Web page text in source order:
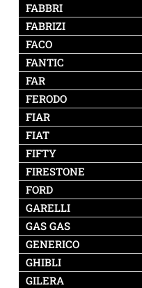
FABBRI
FABRIZI
FACO
FANTIC
FAR
FERODO
FIAR
FIAT
FIFTY
FIRESTONE
FORD
GARELLI
GAS GAS
GENERICO
GHIBLI
GILERA